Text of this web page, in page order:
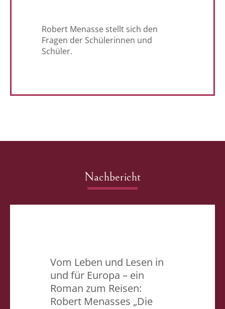
Robert Menasse stellt sich den
Fragen der Schülerinnen und
Schüler.
Nachbericht
Vom Leben und Lesen in
und für Europa – ein
Roman zum Reisen:
Robert Menasses „Die